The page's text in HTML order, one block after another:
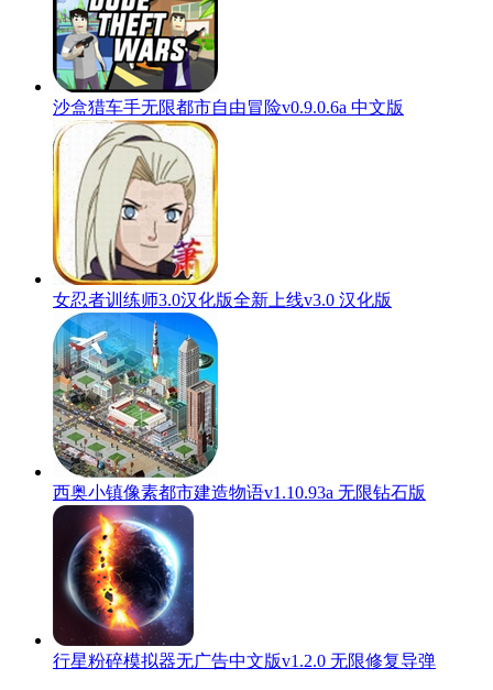
沙盒猎车手无限都市自由冒险v0.9.0.6a 中文版
女忍者训练师3.0汉化版全新上线v3.0 汉化版
西奥小镇像素都市建造物语v1.10.93a 无限钻石版
行星粉碎模拟器无广告中文版v1.2.0 无限修复导弹